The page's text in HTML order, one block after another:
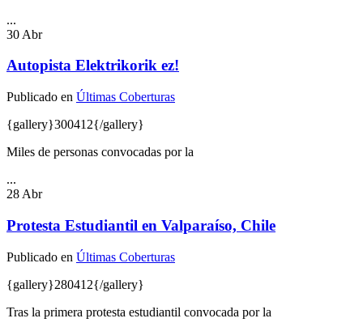
...
30 Abr
Autopista Elektrikorik ez!
Publicado en Últimas Coberturas
{gallery}300412{/gallery}
Miles de personas convocadas por la
...
28 Abr
Protesta Estudiantil en Valparaíso, Chile
Publicado en Últimas Coberturas
{gallery}280412{/gallery}
Tras la primera protesta estudiantil convocada por la